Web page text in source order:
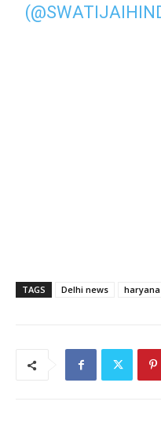
TAGS Delhi news